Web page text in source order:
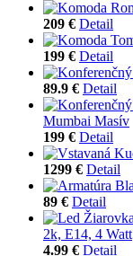
209 € Detail
199 € Detail
89.9 € Detail
Mumbai Masív
199 € Detail
1299 € Detail
89 € Detail
2k, E14, 4 Watt
4.99 € Detail